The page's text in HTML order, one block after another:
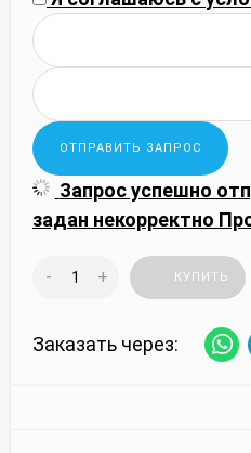
Запрос успешно
задан некорректно
- + КУПИТЬ
Заказать через: